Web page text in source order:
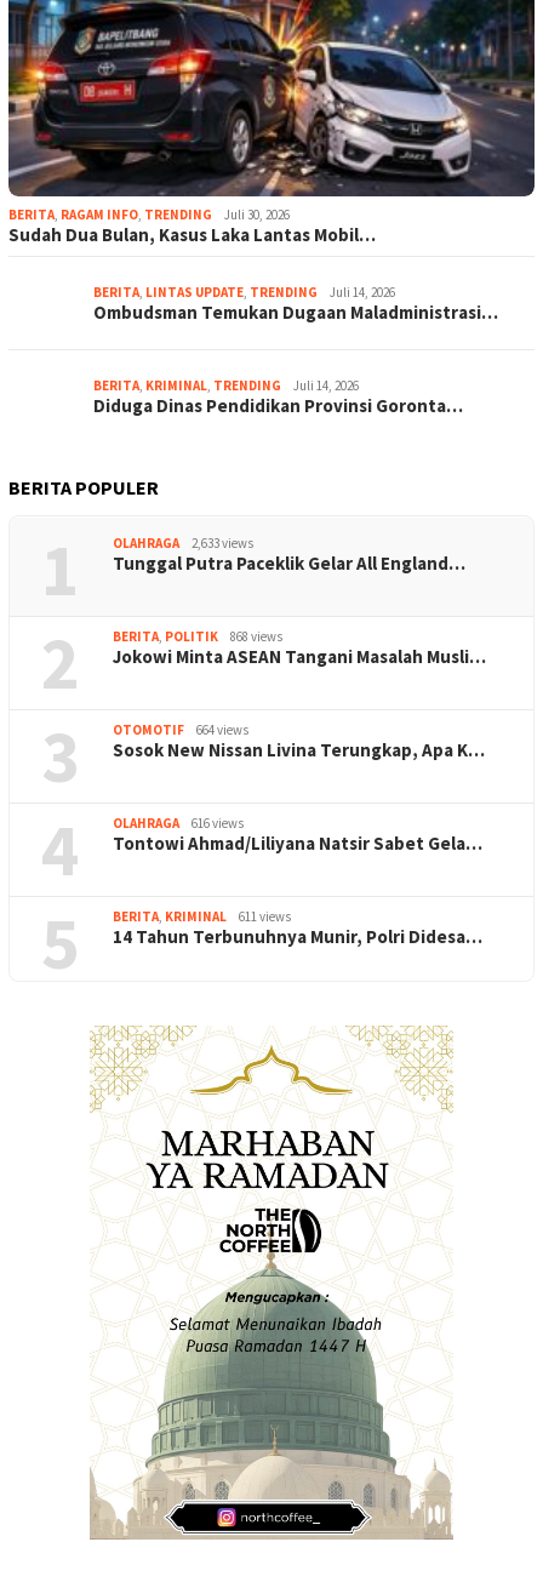
BERITA RAGAM INFO TRENDING Juli 30, 2026
Sudah Dua Bulan, Kasus Laka Lantas Mobil…
BERITA LINTAS UPDATE TRENDING Juli 14, 2026
Ombudsman Temukan Dugaan Maladministrasi…
BERITA KRIMINAL TRENDING Juli 14, 2026
Diduga Dinas Pendidikan Provinsi Goronta…
BERITA POPULER
1 OLAHRAGA 2,633 views
Tunggal Putra Paceklik Gelar All England…
2 BERITA POLITIK 868 views
Jokowi Minta ASEAN Tangani Masalah Musli…
3 OTOMOTIF 664 views
Sosok New Nissan Livina Terungkap, Apa K…
4 OLAHRAGA 616 views
Tontowi Ahmad/Liliyana Natsir Sabet Gela…
5 BERITA KRIMINAL 611 views
14 Tahun Terbunuhnya Munir, Polri Didesa…